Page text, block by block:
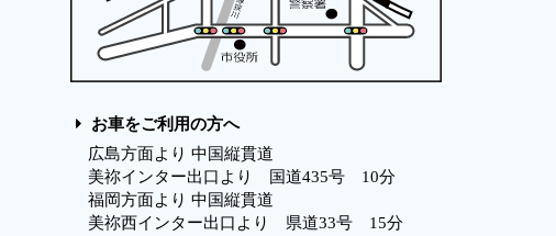
お車をご利用の方へ
広島方面より 中国縦貫道
美祢インター出口より 国道435号 10分
福岡方面より 中国縦貫道
美祢西インター出口より 県道33号 15分